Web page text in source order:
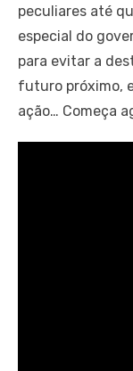
peculiares até
especial do
para evitar a
futuro próximo,
ação… Começa